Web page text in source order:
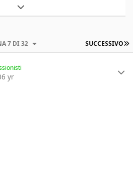
Expand topic overview
SUCCESSIVO
7 DI 32
6 yr